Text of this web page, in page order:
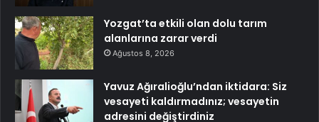
Yozgat’ta etkili olan dolu tarım
alanlarına zarar verdi
Ağustos 8, 2026
Yavuz Ağıralioğlu’ndan iktidara: Siz
vesayeti kaldırmadınız; vesayetin
adresini değiştirdiniz